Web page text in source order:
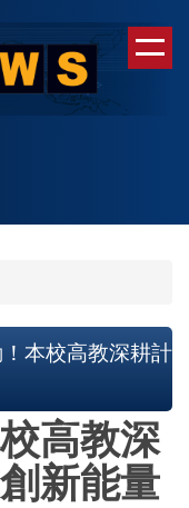
！本校高教深耕計
高教深
新能量